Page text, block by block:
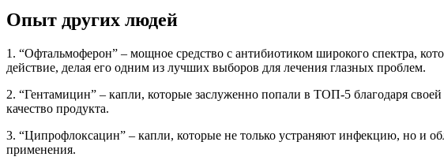
Опыт других людей
1. “Офтальмоферон” – мощное средство с антибиотиком широкого спектра,
действие, делая его одним из лучших выборов для лечения глазных проблем.
2. “Гентамицин” – капли, которые заслуженно попали в ТОП-5 благодаря
качество продукта.
3. “Ципрофлоксацин” – капли, которые не только устраняют инфекцию, но и
применения.